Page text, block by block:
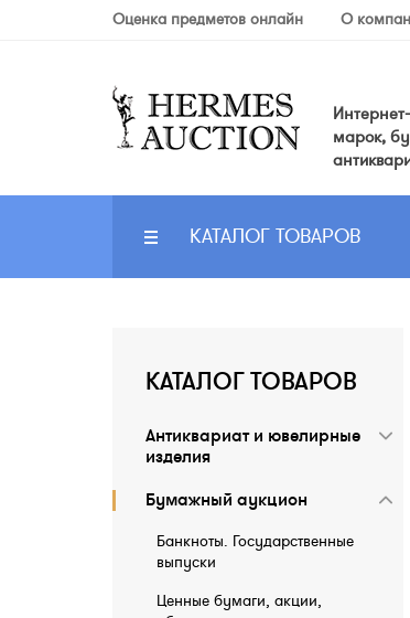
Оценка предметов онлайн О
марок,
КАТАЛОГ ТОВАРОВ
КАТАЛОГ ТОВАРОВ
Антиквариат и ювелирные
изделия
Бумажный аукцион
Банкноты. Государственные
выпуски
Ценные бумаги, акции,